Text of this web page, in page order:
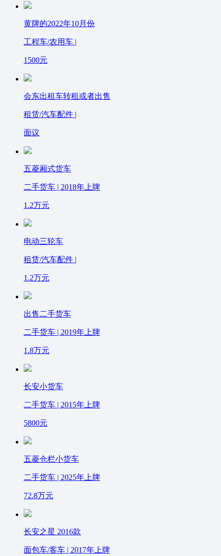
黄牌的2022年10月份
工程车/农用车 |
1500元
会东出租车转租或者出售
租赁/汽车配件 |
面议
五菱厢式货车
二手货车 | 2018年上牌
1.2万元
电动三轮车
租赁/汽车配件 |
1.2万元
出售二手货车
二手货车 | 2019年上牌
1.8万元
长安小货车
二手货车 | 2015年上牌
5800元
五菱仓栏小货车
二手货车 | 2025年上牌
72.8万元
长安之星 2016款
面包车/客车 | 2017年上牌